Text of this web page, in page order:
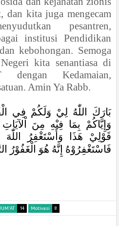
dan kita juga mengecam
pesantren,
institusi Pendidikan
kebohongan. Semoga
kita senantiasa di
Kedamaian,
Amin Ya Rabb.
بَارَكَ اللّٰهُ لِيْ وَلَكُمْ فِي
وَإِيَّاكُمْ بِمَا فِيْهِ مِنَ
قَوْلِيْ هَذَا وَأَسْتَغْفِرُ
فَاسْتَغْفِرُوْهُ إِنَّهُ هُوَ الْغَفُوْرُ
14 Motivasi 8